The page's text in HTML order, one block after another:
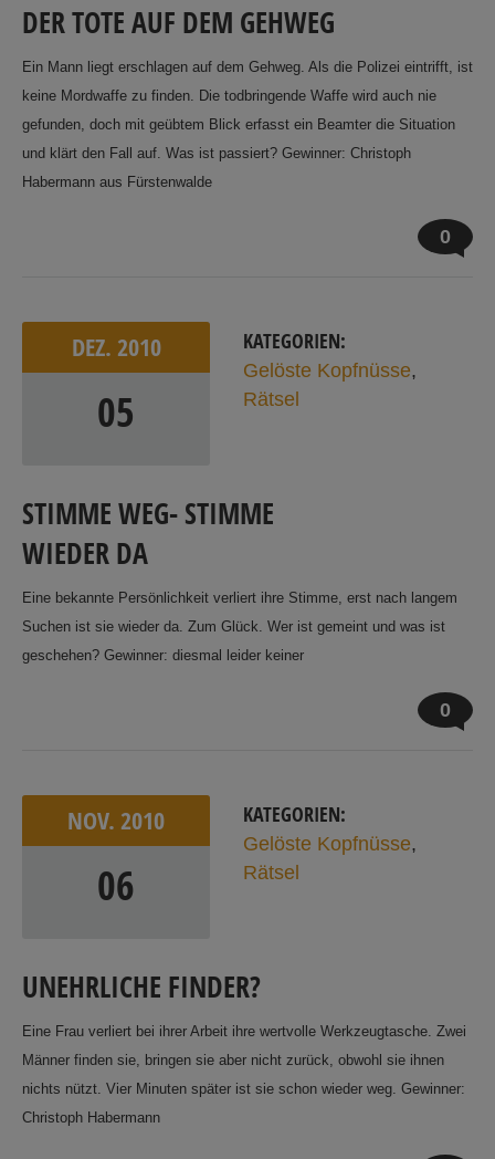
DER TOTE AUF DEM GEHWEG
Ein Mann liegt erschlagen auf dem Gehweg. Als die Polizei eintrifft, ist
keine Mordwaffe zu finden. Die todbringende Waffe wird auch nie
gefunden, doch mit geübtem Blick erfasst ein Beamter die Situation
und klärt den Fall auf. Was ist passiert? Gewinner: Christoph
Habermann aus Fürstenwalde
0
DEZ. 2010
05
KATEGORIEN:
Gelöste Kopfnüsse,
Rätsel
STIMME WEG- STIMME
WIEDER DA
Eine bekannte Persönlichkeit verliert ihre Stimme, erst nach langem
Suchen ist sie wieder da. Zum Glück. Wer ist gemeint und was ist
geschehen? Gewinner: diesmal leider keiner
0
NOV. 2010
06
KATEGORIEN:
Gelöste Kopfnüsse,
Rätsel
UNEHRLICHE FINDER?
Eine Frau verliert bei ihrer Arbeit ihre wertvolle Werkzeugtasche. Zwei
Männer finden sie, bringen sie aber nicht zurück, obwohl sie ihnen
nichts nützt. Vier Minuten später ist sie schon wieder weg. Gewinner:
Christoph Habermann